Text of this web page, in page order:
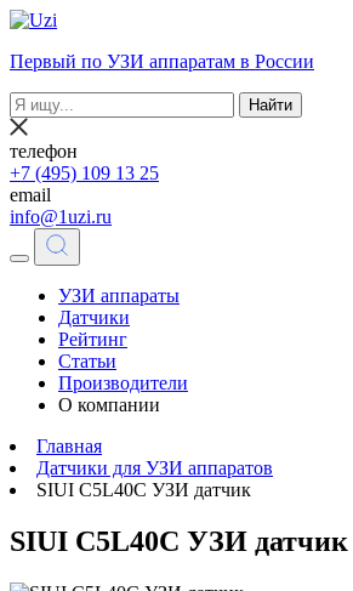
Первый по УЗИ аппаратам в России
Найти
телефон
+7 (495) 109 13 25
email
info@1uzi.ru
УЗИ аппараты
Датчики
Рейтинг
Статьи
Производители
О компании
Главная
Датчики для УЗИ аппаратов
SIUI C5L40C УЗИ датчик
SIUI C5L40C УЗИ датчик